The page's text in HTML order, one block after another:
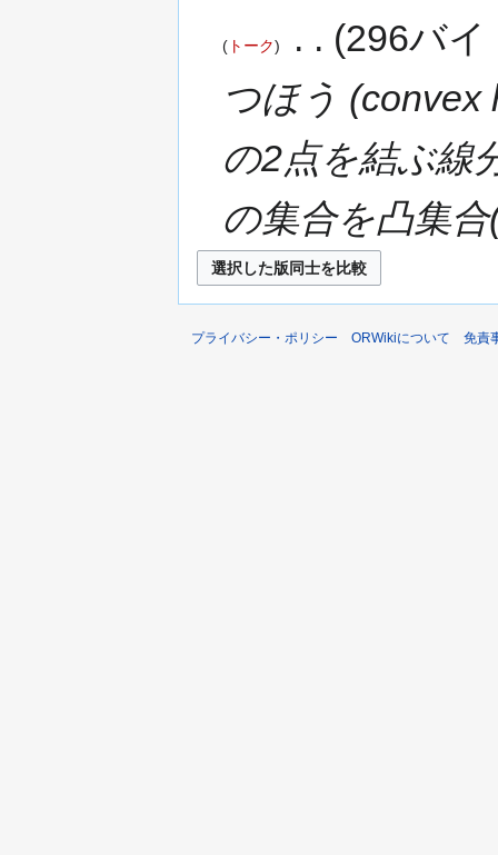
トーク
296バイ
つほう
の2点を結ぶ線
の集合を凸集
プライバシー・ポリシー ORWikiについて 免責